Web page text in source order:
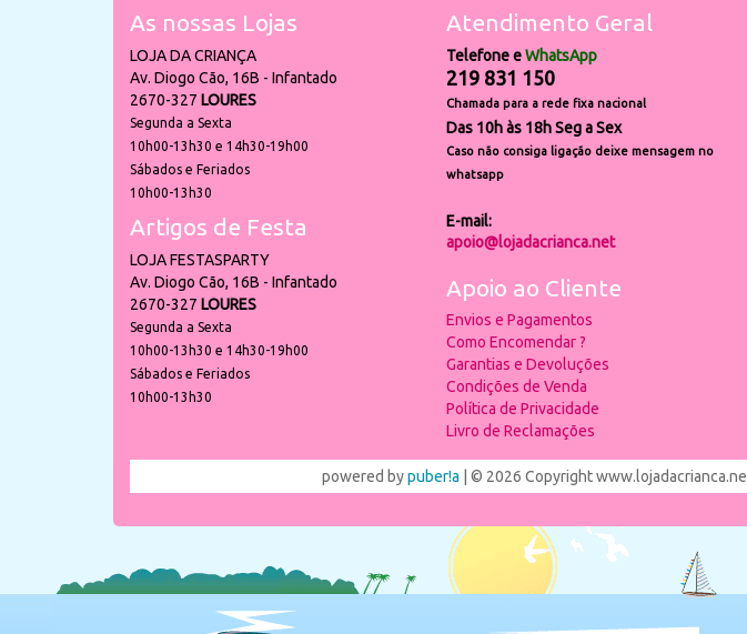
As nossas Lojas
LOJA DA CRIANÇA
Av. Diogo Cão, 16B - Infantado
2670-327 LOURES
Segunda a Sexta
10h00-13h30 e 14h30-19h00
Sábados e Feriados
10h00-13h30
Artigos de Festa
LOJA FESTASPARTY
Av. Diogo Cão, 16B - Infantado
2670-327 LOURES
Segunda a Sexta
10h00-13h30 e 14h30-19h00
Sábados e Feriados
10h00-13h30
Atendimento Geral
Telefone eWhatsApp
219 831 150
Chamada para a rede fixa nacional
Das 10h às 18h Seg a Sex
Caso não consiga ligação deixe mensagem no
whatsapp
E-mail:
apoio@lojadacrianca.net
Apoio ao Cliente
Envios e Pagamentos
Como Encomendar ?
Garantias e Devoluções
Condições de Venda
Política de Privacidade
Livro de Reclamações
powered bypuber!a | © 2026 Copyright